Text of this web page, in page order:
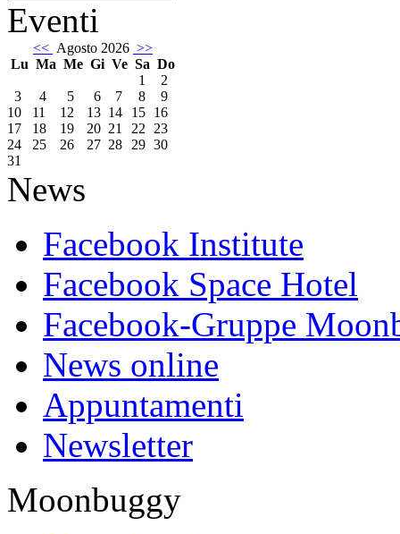
Eventi
<< Agosto 2026 >>
Lu Ma Me Gi Ve Sa Do
1
2
3
4 5 6 7 8
9
10
11 12 13 14 15 16
17
18 19 20 21 22 23
24
25 26 27 28 29 30
31
News
Facebook Institute
Facebook Space Hotel
Facebook-Gruppe
News online
Appuntamenti
Newsletter
Moonbuggy